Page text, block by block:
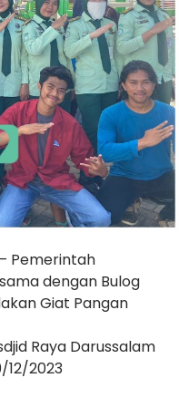
– Pemerintah
dengan Bulog
Giat Pangan
Raya Darussalam
12/2023